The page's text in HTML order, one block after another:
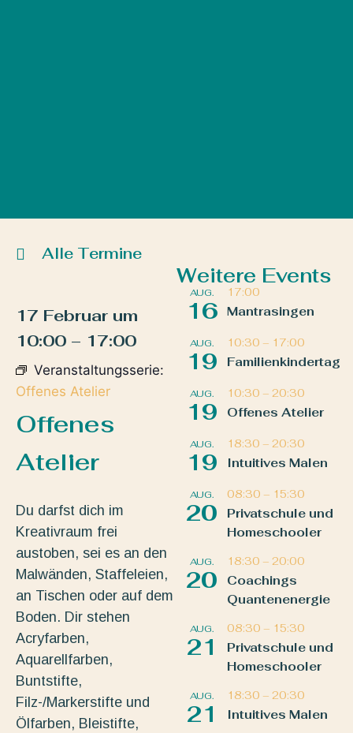
Alle Termine
17 Februar um
10:00 – 17:00
Veranstaltungsserie:
Offenes Atelier
Offenes
Atelier
Du darfst dich im
Kreativraum frei
austoben, sei es an den
Malwänden, Staffeleien,
an Tischen oder auf dem
Boden. Dir stehen
Acryfarben,
Aquarellfarben,
Buntstifte,
Filz-/Markerstifte und
Ölfarben, Bleistifte,
Weitere Events
AUG.
16
17:00
Mantrasingen
AUG.
19
10:30 – 17:00
Familienkindertag
AUG.
19
10:30 – 20:30
Offenes Atelier
AUG.
19
18:30 – 20:30
Intuitives Malen
AUG.
20
08:30 – 15:30
Privatschule und
Homeschooler
AUG.
20
18:30 – 20:00
Coachings
Quantenenergie
AUG.
21
08:30 – 15:30
Privatschule und
Homeschooler
AUG.
21
18:30 – 20:30
Intuitives Malen